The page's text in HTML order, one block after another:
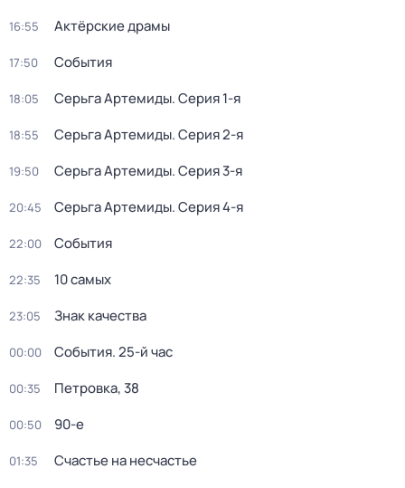
16:55 Актёрские драмы
17:50 События
18:05 Серьга Артемиды. Серия 1-я
18:55 Серьга Артемиды. Серия 2-я
19:50 Серьга Артемиды. Серия 3-я
20:45 Серьга Артемиды. Серия 4-я
22:00 События
22:35 10 самых
23:05 Знак качества
00:00 События. 25-й час
00:35 Петровка, 38
00:50 90-е
01:35 Счастье на несчастье